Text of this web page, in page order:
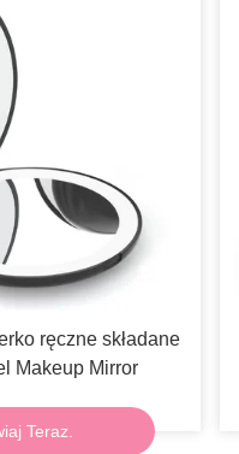
ręczne składane
Makeup Mirror
Teraz.